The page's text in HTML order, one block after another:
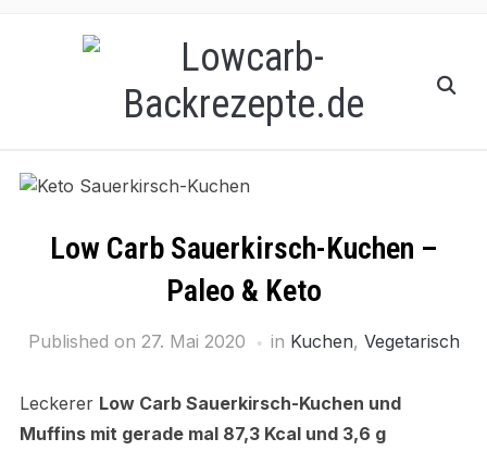
Low Carb Sauerkirsch-Kuchen –
Paleo & Keto
Published on 27. Mai 2020 in Kuchen, Vegetarisch
Leckerer Low Carb Sauerkirsch-Kuchen und
Muffins mit gerade mal 87,3 Kcal und 3,6 g